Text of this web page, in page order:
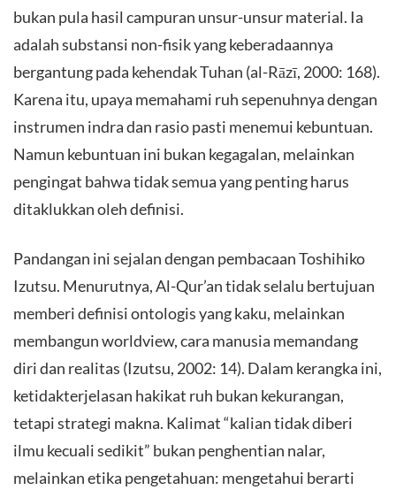
bukan pula hasil campuran unsur-unsur material. Ia
adalah substansi non-fisik yang keberadaannya
bergantung pada kehendak Tuhan (al-Rāzī, 2000: 168).
Karena itu, upaya memahami ruh sepenuhnya dengan
instrumen indra dan rasio pasti menemui kebuntuan.
Namun kebuntuan ini bukan kegagalan, melainkan
pengingat bahwa tidak semua yang penting harus
ditaklukkan oleh definisi.
Pandangan ini sejalan dengan pembacaan Toshihiko
Izutsu. Menurutnya, Al-Qur’an tidak selalu bertujuan
memberi definisi ontologis yang kaku, melainkan
membangun worldview, cara manusia memandang
diri dan realitas (Izutsu, 2002: 14). Dalam kerangka ini,
ketidakterjelasan hakikat ruh bukan kekurangan,
tetapi strategi makna. Kalimat “kalian tidak diberi
ilmu kecuali sedikit” bukan penghentian nalar,
melainkan etika pengetahuan: mengetahui berarti